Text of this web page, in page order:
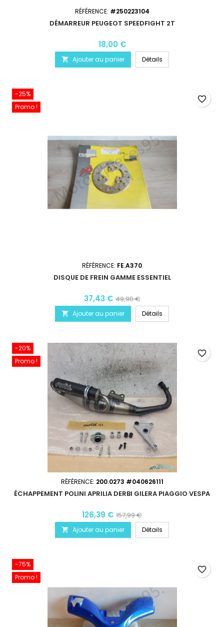
RÉFÉRENCE: #250223104
DÉMARREUR PEUGEOT SPEEDFIGHT 2T
18,00 €
 Ajouter au panier Détails
-25%
Promo !
RÉFÉRENCE: FE.A370
DISQUE DE FREIN GAMME ESSENTIEL
37,43 € 49,90 €
 Ajouter au panier Détails
favorite_border
-20%
Promo !
RÉFÉRENCE: 200.0273 #040626111
ÉCHAPPEMENT POLINI APRILIA DERBI GILERA PIAGGIO VESPA
126,39 € 157,99 €
 Ajouter au panier Détails
favorite_border
-75%
Promo !
favorite_border